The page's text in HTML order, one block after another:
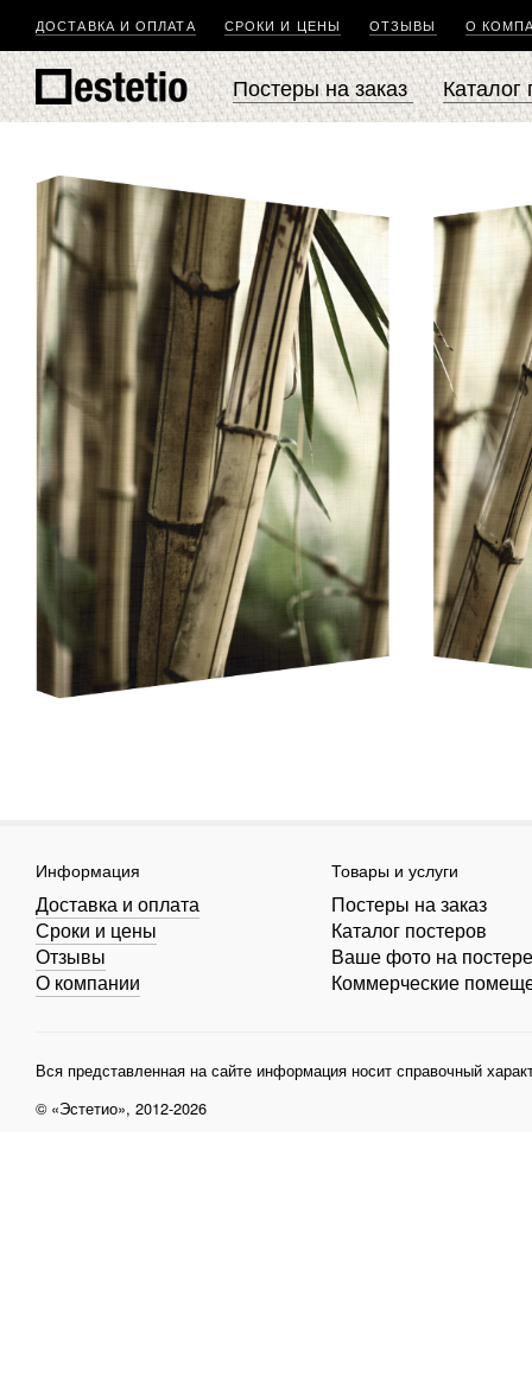
ДОСТАВКА И ОПЛАТА СРОКИ И ЦЕНЫ ОТЗЫВЫ О
Постеры на заказ Каталог
Информация
Доставка и оплата
Сроки и цены
Отзывы
О компании
Товары и услуги
Постеры на заказ
Каталог постеров
Ваше фото на постере
Коммерческие
Вся представленная на сайте информация носит справочный
© «Эстетио», 2012-2026